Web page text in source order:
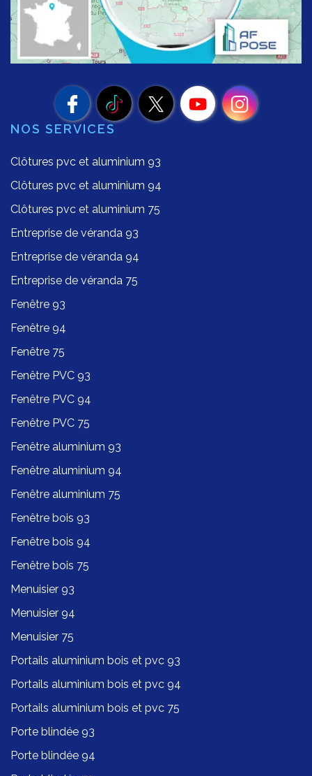
NOS SERVICES
Clôtures pvc et aluminium 93
Clôtures pvc et aluminium 94
Clôtures pvc et aluminium 75
Entreprise de véranda 93
Entreprise de véranda 94
Entreprise de véranda 75
Fenêtre 93
Fenêtre 94
Fenêtre 75
Fenêtre PVC 93
Fenêtre PVC 94
Fenêtre PVC 75
Fenêtre aluminium 93
Fenêtre aluminium 94
Fenêtre aluminium 75
Fenêtre bois 93
Fenêtre bois 94
Fenêtre bois 75
Menuisier 93
Menuisier 94
Menuisier 75
Portails aluminium bois et pvc 93
Portails aluminium bois et pvc 94
Portails aluminium bois et pvc 75
Porte blindée 93
Porte blindée 94